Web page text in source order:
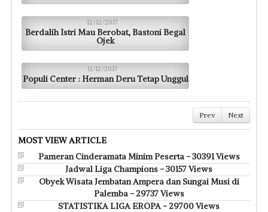
12/12/2017
Berdalih Istri Mau Berobat, Bastoni Begal
Ojek
11/12/2017
Populi Center : Herman Deru Tetap Unggul
Prev Next
MOST VIEW ARTICLE
Pameran Cinderamata Minim Peserta - 30391 Views
Jadwal Liga Champions - 30157 Views
Obyek Wisata Jembatan Ampera dan Sungai Musi di
Palemba - 29737 Views
STATISTIKA LIGA EROPA - 29700 Views